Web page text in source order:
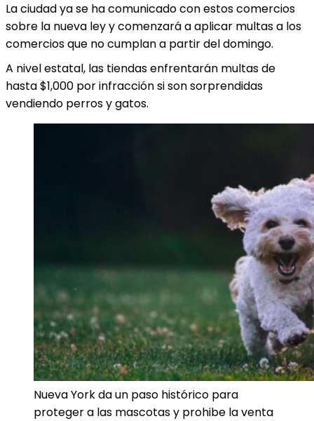
La ciudad ya se ha comunicado con estos comercios
sobre la nueva ley y comenzará a aplicar multas a los
comercios que no cumplan a partir del domingo.
A nivel estatal, las tiendas enfrentarán multas de
hasta $1,000 por infracción si son sorprendidas
vendiendo perros y gatos.
Nueva York da un paso histórico para
proteger a las mascotas y prohibe la venta